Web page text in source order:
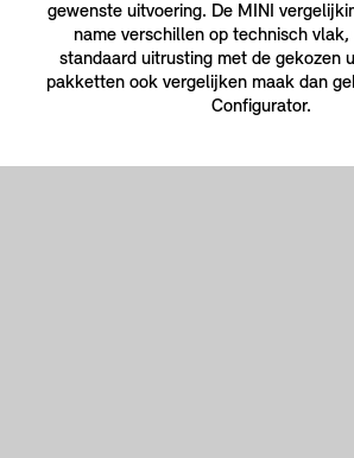
gewenste uitvoering. De MINI
name verschillen op technisch
standaard uitrusting met de gekozen
pakketten ook vergelijken maak dan
Configurator.